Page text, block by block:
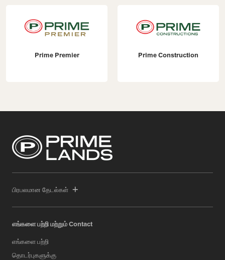
Prime Premier Prime Construction
பிரபலமான தேடல்கள்
எங்களை பற்றி மற்றும் Contact
எங்களை பற்றி
தொடர்புகளுக்கு